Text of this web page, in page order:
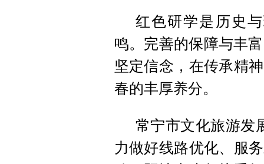
红色研学是历史
鸣。完善的保障与丰
坚定信念，在传承精
春的丰厚养分。
常宁市文化旅游发
力做好线路优化、服